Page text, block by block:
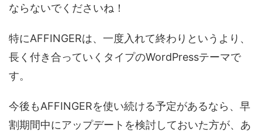
ならないでくださいね！
特にAFFINGERは、一度入れて終わりというより、
長く付き合っていくタイプのWordPressテーマで
す。
今後もAFFINGERを使い続ける予定があるなら、早
割期間中にアップデートを検討しておいた方が、あ